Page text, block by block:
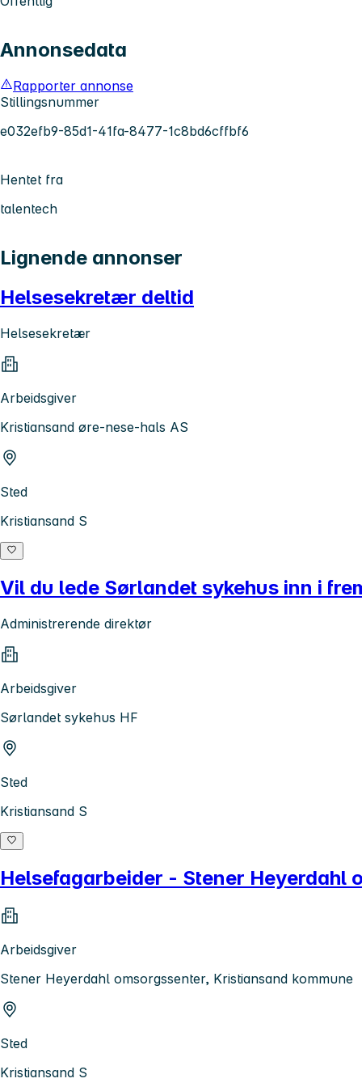
Annonsedata
Rapporter annonse
Stillingsnummer
e032efb9-85d1-41fa-8477-1c8bd6cffbf6
Hentet fra
talentech
Lignende annonser
Helsesekretær deltid
Helsesekretær
Arbeidsgiver
Kristiansand øre-nese-hals AS
Sted
Kristiansand S
Vil du lede Sørlandet sykehus inn i
Administrerende direktør
Arbeidsgiver
Sørlandet sykehus HF
Sted
Kristiansand S
Helsefagarbeider - Stener Heyerdahl
Arbeidsgiver
Stener Heyerdahl omsorgssenter, Kristiansand kommune
Sted
Kristiansand S